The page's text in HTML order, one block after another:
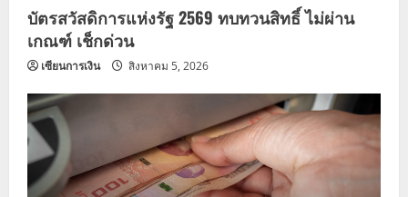
บัตรสวัสดิการแห่งรัฐ 2569 ทบทวนสิทธิ์ ไม่ผ่าน
เกณฑ์ เช็กด่วน
เซียนการเงิน สิงหาคม 5, 2026